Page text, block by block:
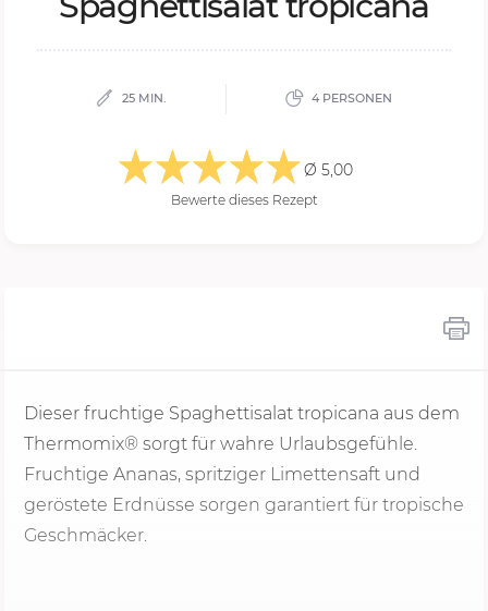
25 MIN. 4 PERSONEN
Ø 5,00
Bewerte dieses Rezept
Dieser fruchtige Spaghettisalat tropicana aus dem
Thermomix® sorgt für wahre Urlaubsgefühle.
Fruchtige Ananas, spritziger Limettensaft und
geröstete Erdnüsse sorgen garantiert für tropische
Geschmäcker.